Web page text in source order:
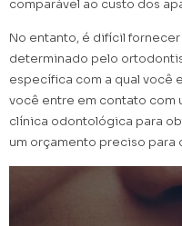
comparável ao custo dos
No entanto, é difícil
determinado pelo
específica com a qual você
você entre em contato com
clínica odontológica para
um orçamento preciso para